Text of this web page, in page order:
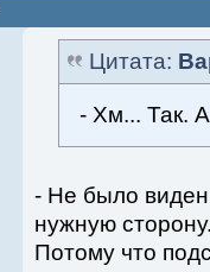
Цитата:
- Хм... Так.
- Не было
нужную
Потому что